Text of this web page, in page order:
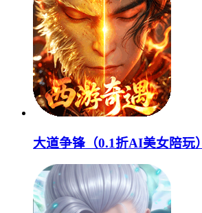
大道争锋（0.1折AI美女陪玩）